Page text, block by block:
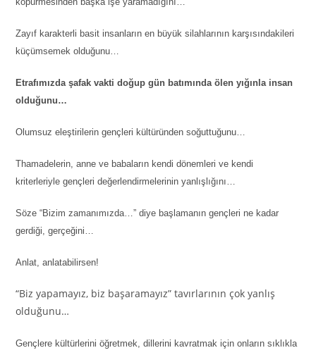
Zayıf karakterli basit insanların en büyük silahlarının karşısındakileri
küçümsemek olduğunu…
Etrafımızda şafak vakti doğup gün batımında ölen yığınla insan
olduğunu…
Olumsuz eleştirilerin gençleri kültüründen soğuttuğunu…
Thamadelerin, anne ve babaların kendi dönemleri ve kendi
kriterleriyle gençleri değerlendirmelerinin yanlışlığını…
Söze “Bizim zamanımızda…” diye başlamanın gençleri ne kadar
gerdiği, gerçeğini…
Anlat, anlatabilirsen!
“Biz yapamayız, biz başaramayız” tavırlarının çok yanlış
olduğunu…
Gençlere kültürlerini öğretmek, dillerini kavratmak için onların sıklıkla